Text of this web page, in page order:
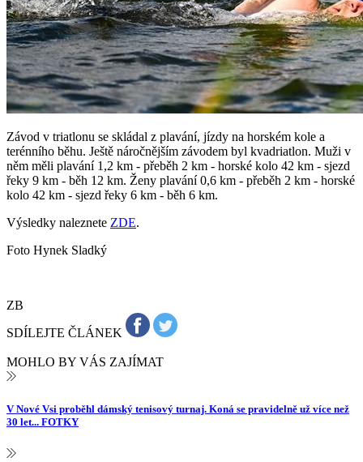
Závod v triatlonu se skládal z plavání, jízdy na horském kole a
terénního běhu. Ještě náročnějším závodem byl kvadriatlon. Muži v
něm měli plavání 1,2 km - přeběh 2 km - horské kolo 42 km - sjezd
řeky 9 km - běh 12 km. Ženy plavání 0,6 km - přeběh 2 km - horské
kolo 42 km - sjezd řeky 6 km - běh 6 km.
Výsledky naleznete ZDE.
Foto Hynek Sladký
ZB
SDÍLEJTE ČLÁNEK
MOHLO BY VÁS ZAJÍMAT
V Nové Vsi proběhl dámský tenisový turnaj. Koná se pravidelně už více než
30 let... FOTKY